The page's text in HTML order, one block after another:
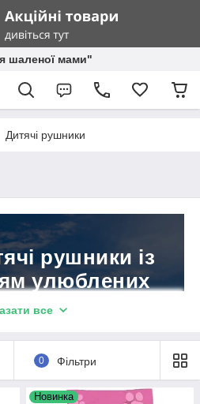
шаленої мами"
Дитячі рушники
рушники із
улюблених
зі швидкою
в інтернет-
Mamaz Box».
все
0 Фільтри
Новинка